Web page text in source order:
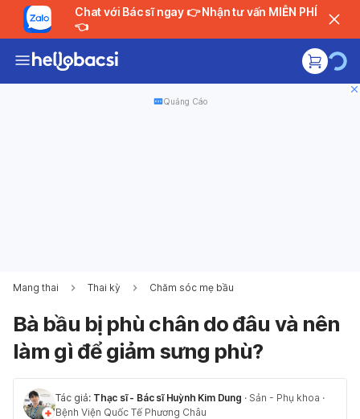
Chat với Bác sĩ ngay 👉 Nhận tư vấn MIỄN PHÍ
👈
Quảng Cáo
Mang thai Thai kỳ Chăm sóc mẹ bầu
Bà bầu bị phù chân do đâu và nên
làm gì để giảm sưng phù?
Tác giả: Thạc sĩ - Bác sĩ Huỳnh Kim Dung · Sản - Phụ khoa ·
Bệnh Viện Quốc Tế Phương Châu